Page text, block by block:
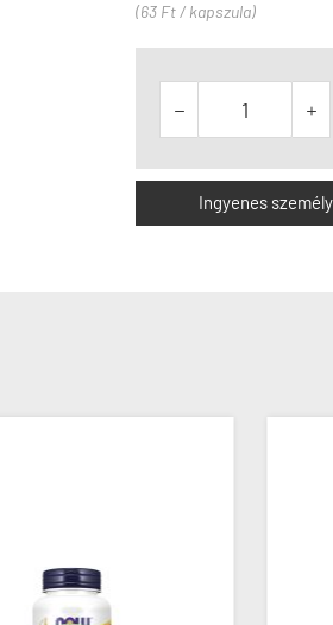
(63 Ft / kapszula)
 
Ingyenes